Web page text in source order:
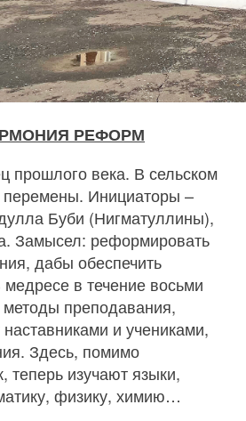
РЕФОРМ
прошлого века. В сельском
перемены. Инициаторы –
Буби (Нигматуллины),
Замысел: реформировать
дабы обеспечить
в течение восьми
преподавания,
и учениками,
Здесь, помимо
теперь изучают языки,
физику, химию…